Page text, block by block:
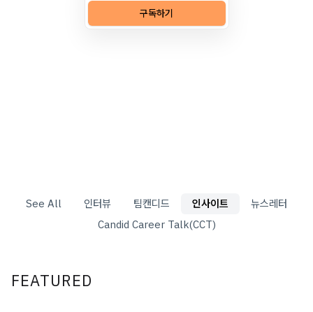
구독하기
See All 인터뷰 팀캔디드 인사이트
뉴스레터
Candid Career Talk(CCT)
FEATURED